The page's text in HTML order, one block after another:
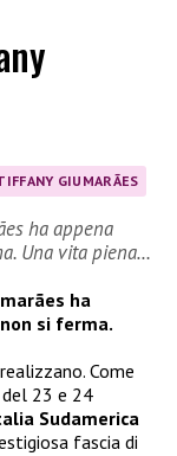
GIUMARÃES
ha appena
Una vita piena…
ha
si ferma.
Come
23 e 24
Sudamerica
fascia di